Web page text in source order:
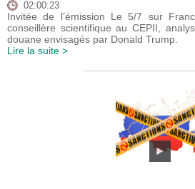
02:00:23
Invitée de l’émission Le 5/7 sur
conseillère scientifique au CEPII,
douane envisagés par Donald Trump.
Lire la suite >